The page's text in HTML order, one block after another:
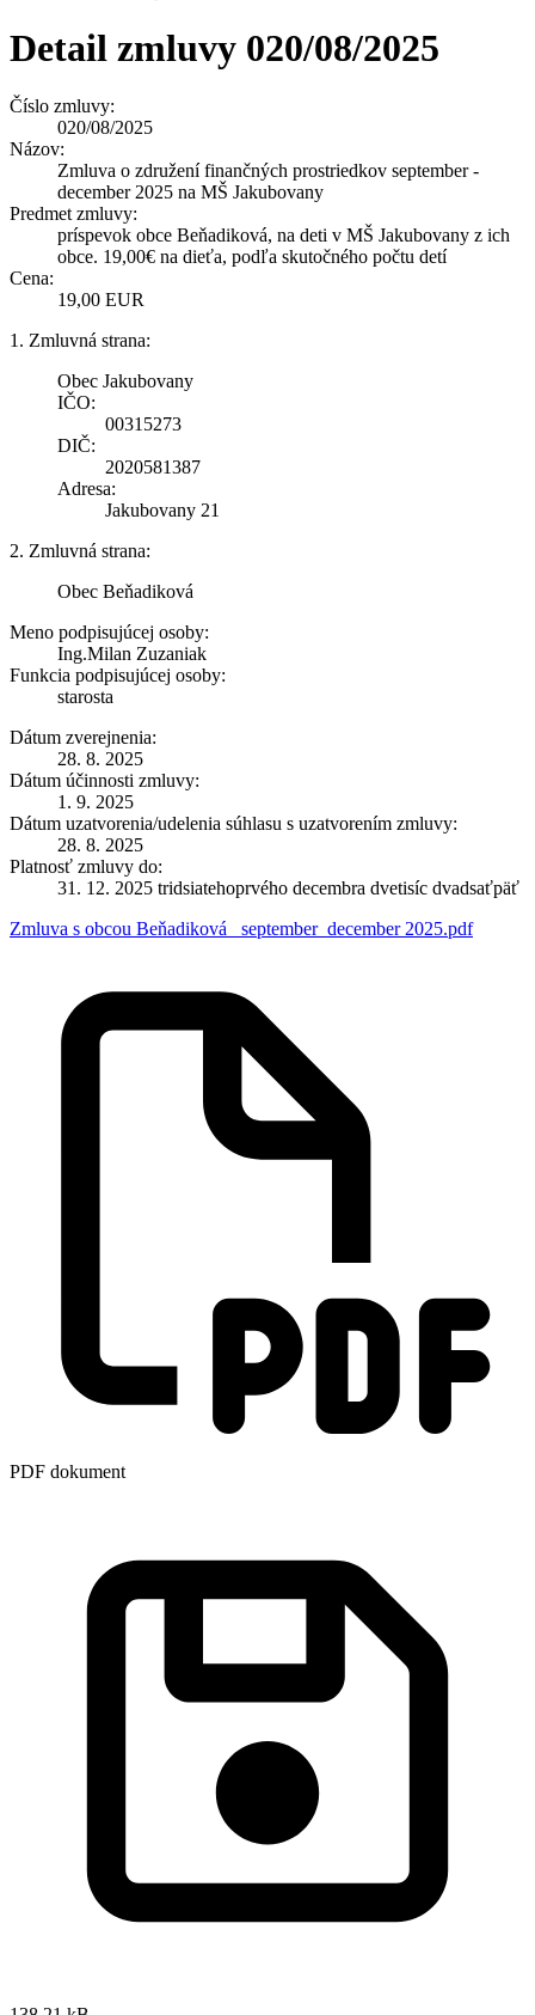
Detail zmluvy 020/08/2025
Číslo zmluvy:
020/08/2025
Názov:
Zmluva o združení finančných prostriedkov september -
december 2025 na MŠ Jakubovany
Predmet zmluvy:
príspevok obce Beňadiková, na deti v MŠ Jakubovany z ich
obce. 19,00€ na dieťa, podľa skutočného počtu detí
Cena:
19,00 EUR
1. Zmluvná strana:
Obec Jakubovany
IČO:
00315273
DIČ:
2020581387
Adresa:
Jakubovany 21
2. Zmluvná strana:
Obec Beňadiková
Meno podpisujúcej osoby:
Ing.Milan Zuzaniak
Funkcia podpisujúcej osoby:
starosta
Dátum zverejnenia:
28. 8. 2025
Dátum účinnosti zmluvy:
1. 9. 2025
Dátum uzatvorenia/udelenia súhlasu s uzatvorením zmluvy:
28. 8. 2025
Platnosť zmluvy do:
31. 12. 2025 tridsiatehoprvého decembra dvetisíc dvadsaťpäť
Zmluva s obcou Beňadiková _september_december 2025.pdf
PDF dokument